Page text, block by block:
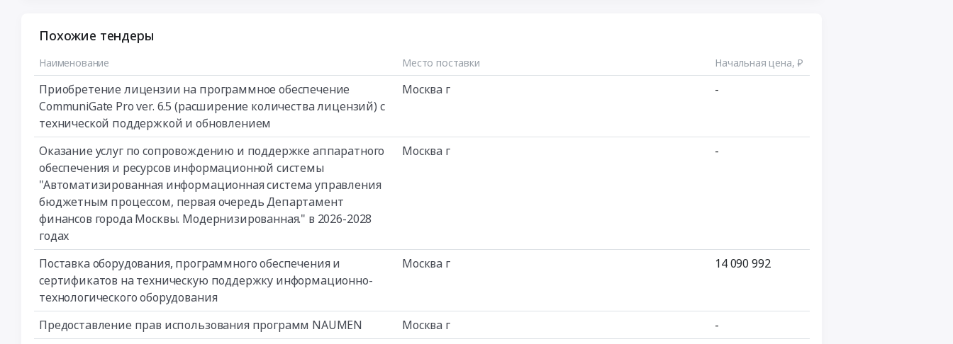
Похожие тендеры
Наименование Место поставки Начальная цена, ₽
Приобретение лицензии на программное обеспечение
CommuniGate Pro ver. 6.5 (расширение количества лицензий) с
технической поддержкой и обновлением
Москва г -
Оказание услуг по сопровождению и поддержке аппаратного
обеспечения и ресурсов информационной системы
"Автоматизированная информационная система управления
бюджетным процессом, первая очередь Департамент
финансов города Москвы. Модернизированная." в 2026-2028
годах
Москва г -
Поставка оборудования, программного обеспечения и
сертификатов на техническую поддержку информационно-
технологического оборудования
Москва г 14 090 992
Предоставление прав использования программ NAUMEN Москва г
-